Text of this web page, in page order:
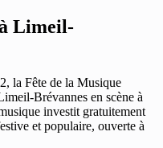
Limeil-
la Fête de la Musique
Brévannes en scène à
investit gratuitement
et populaire, ouverte à